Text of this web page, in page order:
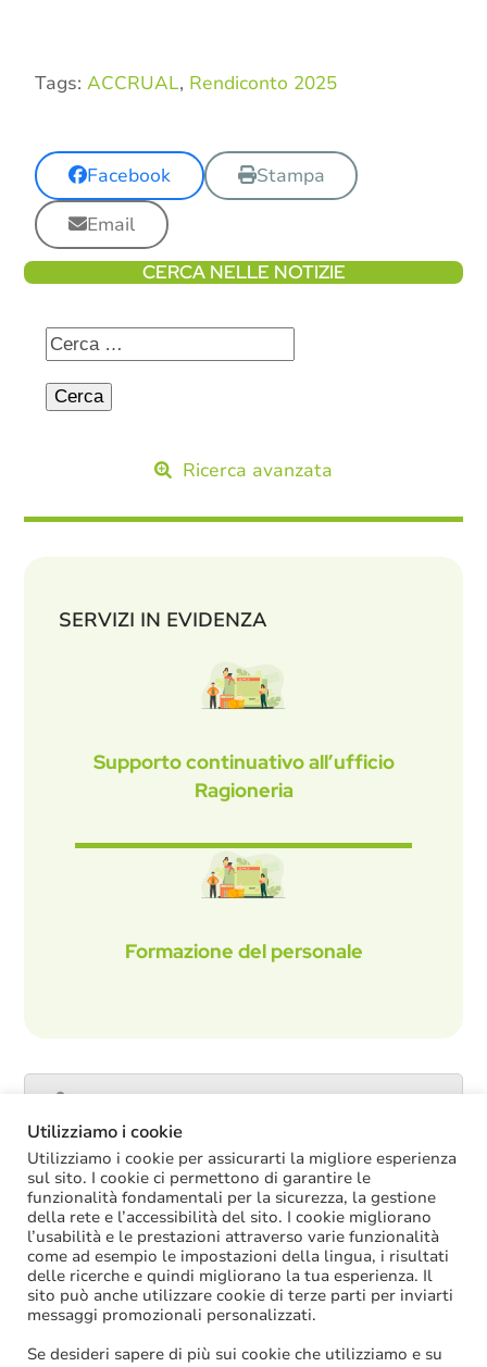
Tags: ACCRUAL, Rendiconto 2025
Facebook
Stampa
Email
CERCA NELLE NOTIZIE
Ricerca avanzata
SERVIZI IN EVIDENZA
Supporto continuativo all’ufficio
Ragioneria
Formazione del personale
ULTIME NOTIZIE
La soppressione dei vecchi tetti di spesa
offre più margini anche per l’aumento del
salario accessorio
ACCRUAL: come si registrano i
trasferimenti vincolati per investimenti
riscossi prima del 2025?
Utilizziamo i cookie
Utilizziamo i cookie per assicurarti la migliore esperienza
sul sito. I cookie ci permettono di garantire le
funzionalità fondamentali per la sicurezza, la gestione
della rete e l’accessibilità del sito. I cookie migliorano
l’usabilità e le prestazioni attraverso varie funzionalità
come ad esempio le impostazioni della lingua, i risultati
delle ricerche e quindi migliorano la tua esperienza. Il
sito può anche utilizzare cookie di terze parti per inviarti
messaggi promozionali personalizzati.
Se desideri sapere di più sui cookie che utilizziamo e su